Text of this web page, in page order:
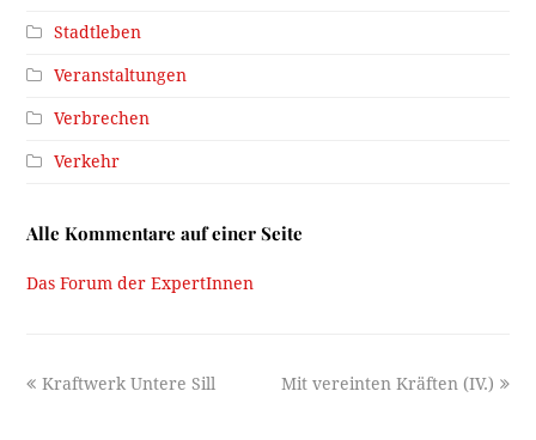
Stadtleben
Veranstaltungen
Verbrechen
Verkehr
Alle Kommentare auf einer Seite
Das Forum der ExpertInnen
previous
Kraftwerk Untere Sill
next
Mit vereinten Kräften (IV.)